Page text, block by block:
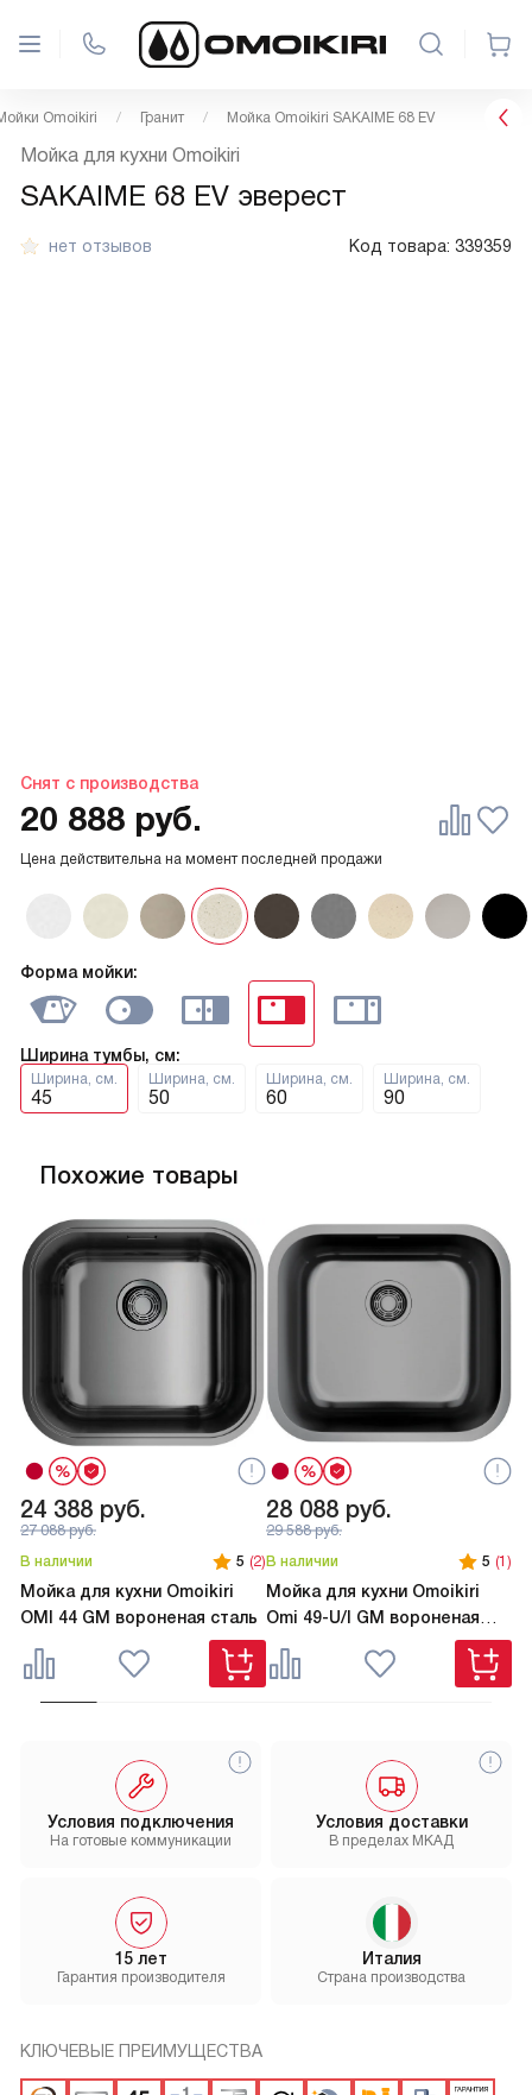
Omoikiri Гранит Мойка Omoikiri SAKAIME 68 EV
нет отзывов Код товара: 339359
Снят с производства
Мойка для кухни Omoikiri
SAKAIME 68 EV эверест
Форма мойки:
Ширина тумбы, см:
Ширина, см.
45
Ширина, см.
50
Ширина, см.
60
Ширина, см.
90
Цена действительна на момент последней продажи
20 888 руб.
Похожие товары
24 388 руб.
27 088руб.
В наличии
5 (2)
Мойка для кухни Omoikiri
OMI 44 GM вороненая сталь
28 088 руб.
29 588руб.
В наличии
5 (1)
Мойка для кухни Omoikiri
Omi 49-U/I GM вороненая
Условия доставки
В пределах МКАД
15 лет
Гарантия производителя
Условия подключения
На готовые коммуникации
Италия
Страна производства
КЛЮЧЕВЫЕ ПРЕИМУЩЕСТВА